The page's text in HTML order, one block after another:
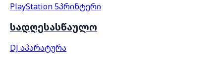
PlayStation 5პრინტერი
სადღესასწაულო
DJ აპარატურა